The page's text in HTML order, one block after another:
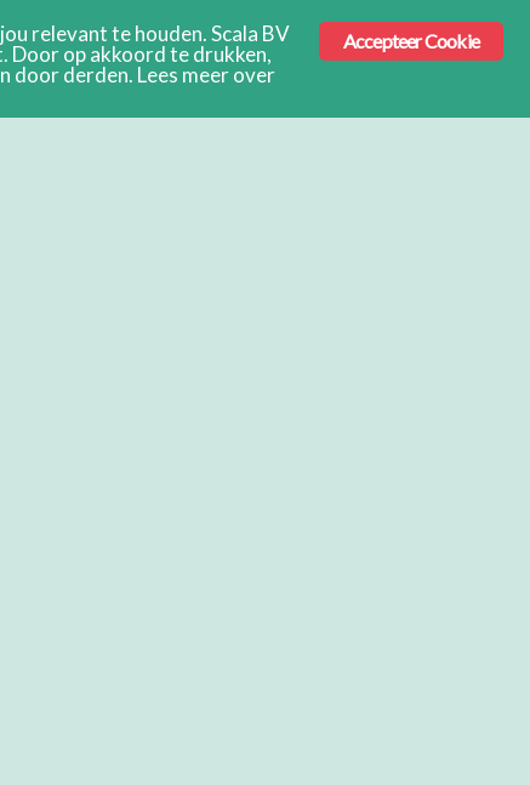
Accepteer Cookie
relevant te houden. Scala BV
Door op akkoord te drukken,
door derden. Lees meer over